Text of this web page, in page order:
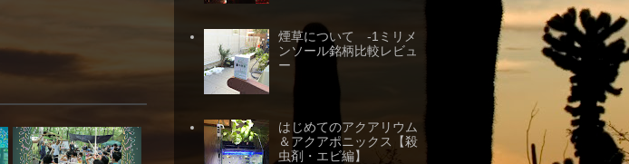
煙草について -1ミリメ
ンソール銘柄比較レビュ
ー
はじめてのアクアリウム
＆アクアポニックス【殺
虫剤・エビ編】